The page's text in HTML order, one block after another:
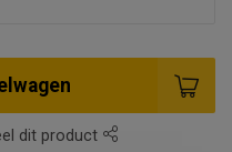
dit product